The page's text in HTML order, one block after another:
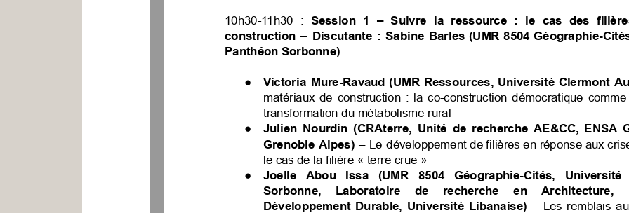
10h30-11h30 : Session 1 – Suivre la ressource : le cas des
construction – Discutante : Sabine Barles (UMR 8504 Géographie-
Panthéon Sorbonne)
● Victoria Mure-Ravaud (UMR Ressources, Université Clermont
matériaux de construction : la co-construction démocratique comme
transformation du métabolisme rural
●
Julien Nourdin (CRAterre, Unité de recherche AE&CC, ENSA
Grenoble Alpes) – Le développement de filières en réponse aux
le cas de la filière « terre crue »
●
Joelle Abou Issa (UMR 8504 Géographie-Cités,
Université
Sorbonne,
Laboratoire de recherche en Architecture,
Développement Durable, Université Libanaise) – Les remblais au